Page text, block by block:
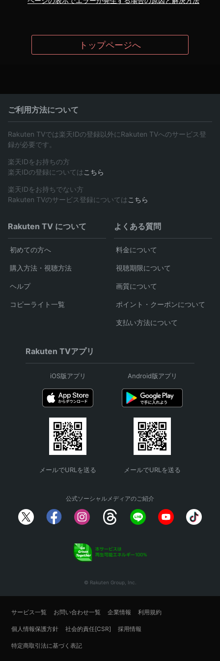
トップページへ
ご利用方法について
Rakuten TVでは楽天IDの登録以外にRakuten TVへのサービス登
録が必要です。
楽天IDをお持ちの方
楽天IDの登録については こちら
楽天IDをお持ちでない方
Rakuten TVのサービス登録については こちら
Rakuten TV について
初めての方へ
購入方法・視聴方法
ヘルプ
コピーライト一覧
よくある質問
料金について
視聴期限について
画質について
ポイント・クーポンについて
支払い方法について
Rakuten TVアプリ
iOS版アプリ
メールでURLを送る
Android版アプリ
メールでURLを送る
公式ソーシャルメディアのご紹介
© Rakuten Group, Inc.
サービス一覧 お問い合わせ一覧 企業情報 利用規約
個人情報保護方針 社会的責任[CSR] 採用情報
特定商取引法に基づく表記